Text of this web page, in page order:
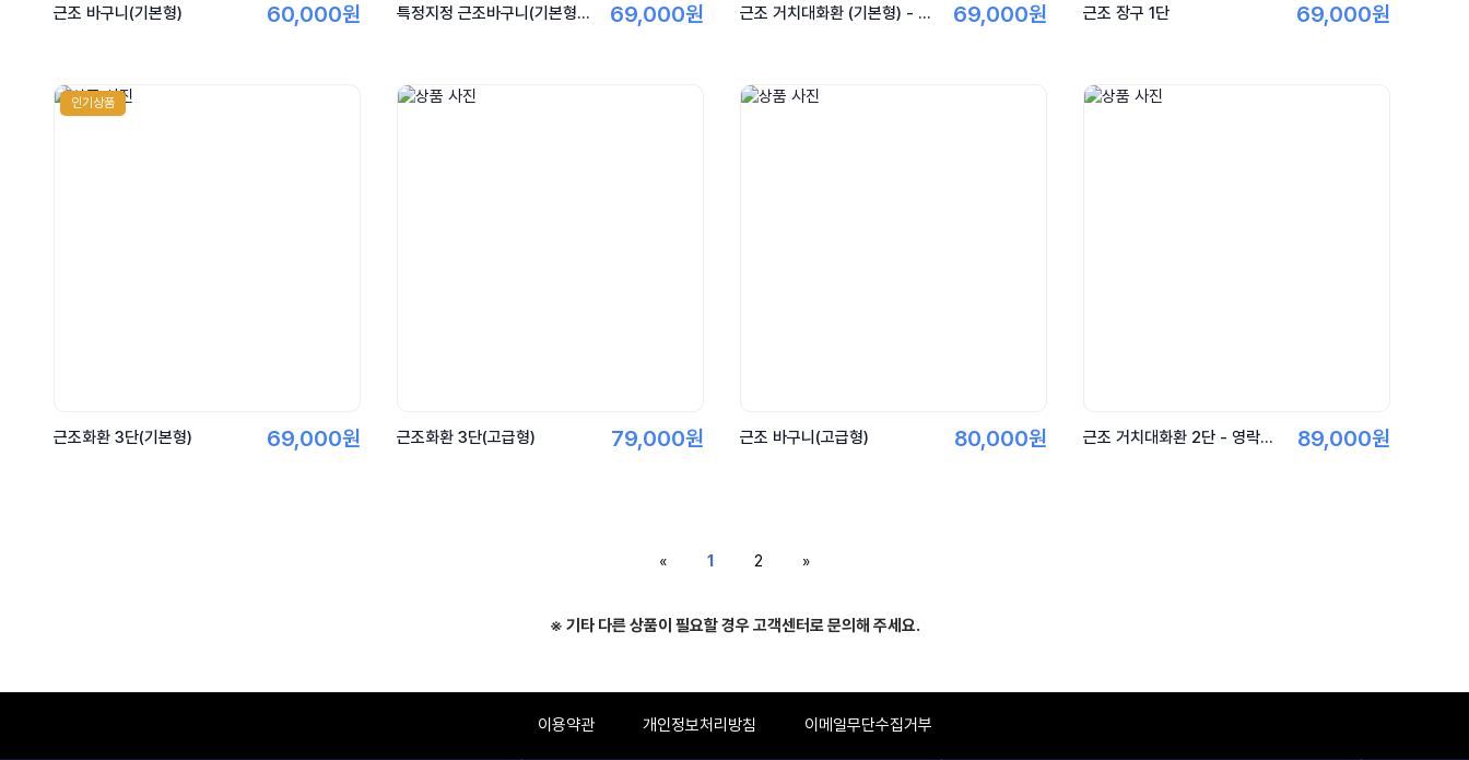
근조 바구니(기본형) 60,000원 특정지정 근조바구니(기본형)-창원상복공원, 마산의료원, 대구카톨릭, 함안하늘공원, 상주시민장례식장, 고령지역 전체 69,000원 근조 거치대화환 (기본형) - 영락공원.동남권원자력.특정장례식장.지역전용화환 69,000원 근조 장구 1단 69,000원
인기상품
근조화환 3단(기본형) 69,000원 근조화환 3단(고급형) 79,000원 근조 바구니(고급형) 80,000원 근조 거치대화환 2단 - 영락공원.동남권원자력.특정장례식장.지역전용화환 89,000원
« 1 2 »
※ 기타 다른 상품이 필요할 경우 고객센터로 문의해 주세요.
이용약관 개인정보처리방침 이메일무단수집거부